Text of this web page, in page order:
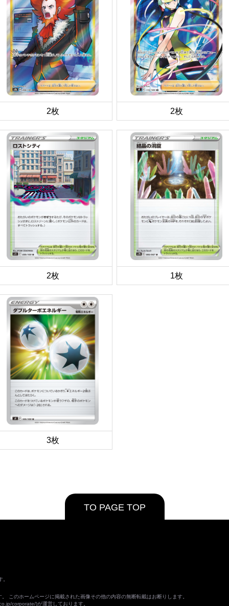
2枚 2枚
2枚 1枚
3枚
TO PAGE TOP
このホームページに掲載された画像その他の内容の無断転載はお断りします。
corporate/)が運営しております。